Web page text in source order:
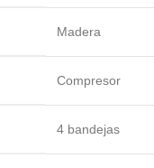
Madera
Compresor
4 bandejas